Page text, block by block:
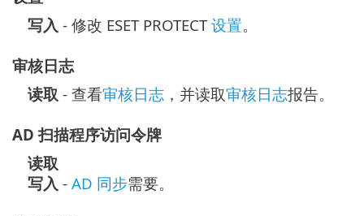
写入 - 修改 ESET PROTECT设置。
审核日志
读取 - 查看审核日志 ，并读取审核日志报告。
AD 扫描程序访问令牌
读取
写入 - AD 同步需要。